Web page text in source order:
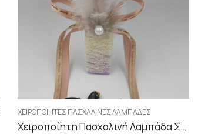
ΧΕΙΡΟΠΟΊΗΤΕΣ ΠΑΣΧΑΛΙΝΈΣ ΛΑΜΠΆΔΕΣ
Χειροποίητη Πασχαλινή Λαμπάδα Σε Ρομαντικό Σχέδιο Σετ Με Κρυστάλλινα Σκουλαρίκια